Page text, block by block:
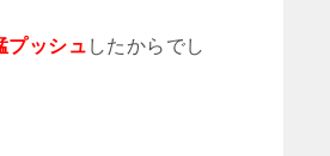
プッシュ したからでし